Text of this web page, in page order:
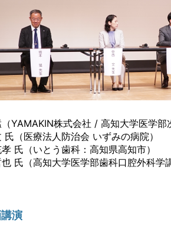
YAMAKIN株式会社 / 高知大学医学部
氏（医療法人防治会 いずみの病院）
氏（いとう歯科：高知県高知市）
氏（高知大学医学部歯科口腔外科学
演